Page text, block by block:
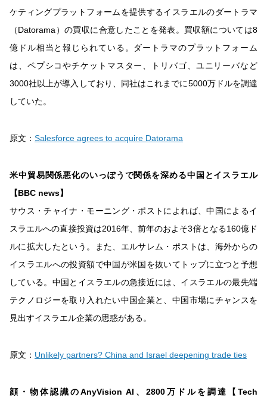
ケティングプラットフォームを提供するイスラエルのダートラマ
（Datorama）の買収に合意したことを発表。買収額については8
億ドル相当と報じられている。ダートラマのプラットフォーム
は、ペプシコやチケットマスター、トリバゴ、ユニリーバなど
3000社以上が導入しており、同社はこれまでに5000万ドルを調達
していた。
原文： Salesforce agrees to acquire Datorama
米中貿易関係悪化のいっぽうで関係を深める中国とイスラエル
【BBC news】
サウス・チャイナ・モーニング・ポストによれば、中国によるイ
スラエルへの直接投資は2016年、前年のおよそ3倍となる160億ド
ルに拡大したという。また、エルサレム・ポストは、海外からの
イスラエルへの投資額で中国が米国を抜いてトップに立つと予想
している。中国とイスラエルの急接近には、イスラエルの最先端
テクノロジーを取り入れたい中国企業と、中国市場にチャンスを
見出すイスラエル企業の思惑がある。
原文： Unlikely partners? China and Israel deepening trade ties
顔・物体認識のAnyVision AI、2800万ドルを調達【Tech